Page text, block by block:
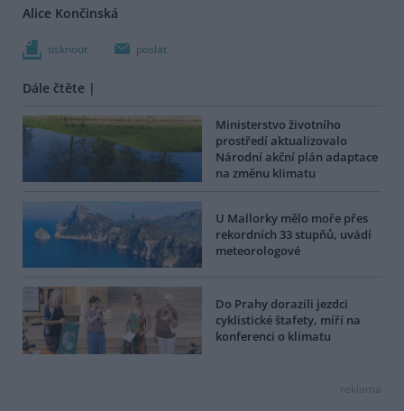
Alice Končinská
tisknout poslat
Dále čtěte |
Ministerstvo životního
prostředí aktualizovalo
Národní akční plán adaptace
na změnu klimatu
U Mallorky mělo moře přes
rekordních 33 stupňů, uvádí
meteorologové
Do Prahy dorazili jezdci
cyklistické štafety, míří na
konferenci o klimatu
reklama